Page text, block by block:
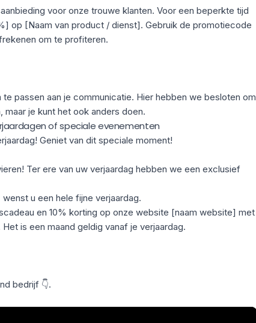
voor onze trouwe klanten. Voor een beperkte tijd
op [Naam van product / dienst]. Gebruik de promotiecode
om te profiteren.
te passen aan je communicatie. Hier hebben we besloten om
je kunt het ook anders doen.
of speciale evenementen
Geniet van dit speciale moment!
Ter ere van uw verjaardag hebben we een exclusief
u een hele fijne verjaardag.
en 10% korting op onze website [naam website] met
is een maand geldig vanaf je verjaardag.
bedrijf 👇.